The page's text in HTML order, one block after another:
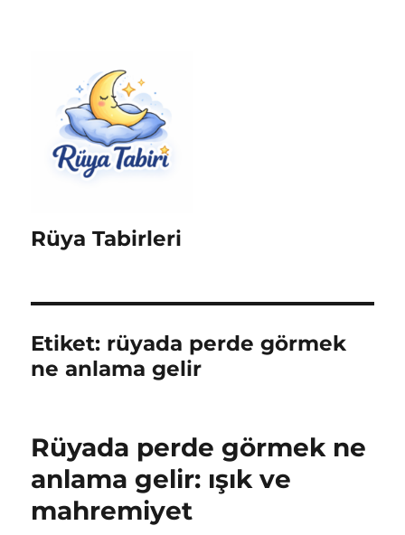
Rüya Tabirleri
Etiket: rüyada perde görmek
ne anlama gelir
Rüyada perde görmek ne
anlama gelir: ışık ve
mahremiyet